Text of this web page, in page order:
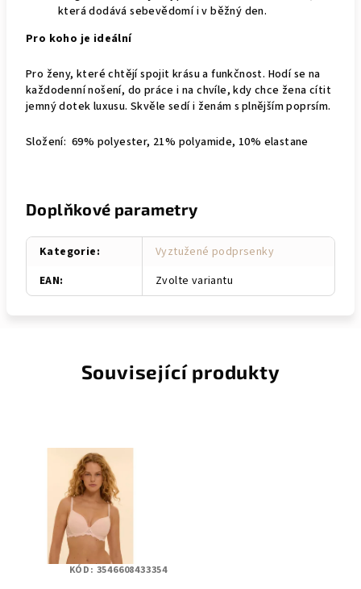
která dodává sebevědomí i v běžný den.
Pro koho je ideální
Pro ženy, které chtějí spojit krásu a funkčnost. Hodí se na
každodenní nošení, do práce i na chvíle, kdy chce žena cítit
jemný dotek luxusu. Skvěle sedí i ženám s plnějším poprsím.
Složení: 69% polyester, 21% polyamide, 10% elastane
Doplňkové parametry
Kategorie:
Vyztužené podprsenky
EAN: Zvolte variantu
Související produkty
KÓD: 3546608433354